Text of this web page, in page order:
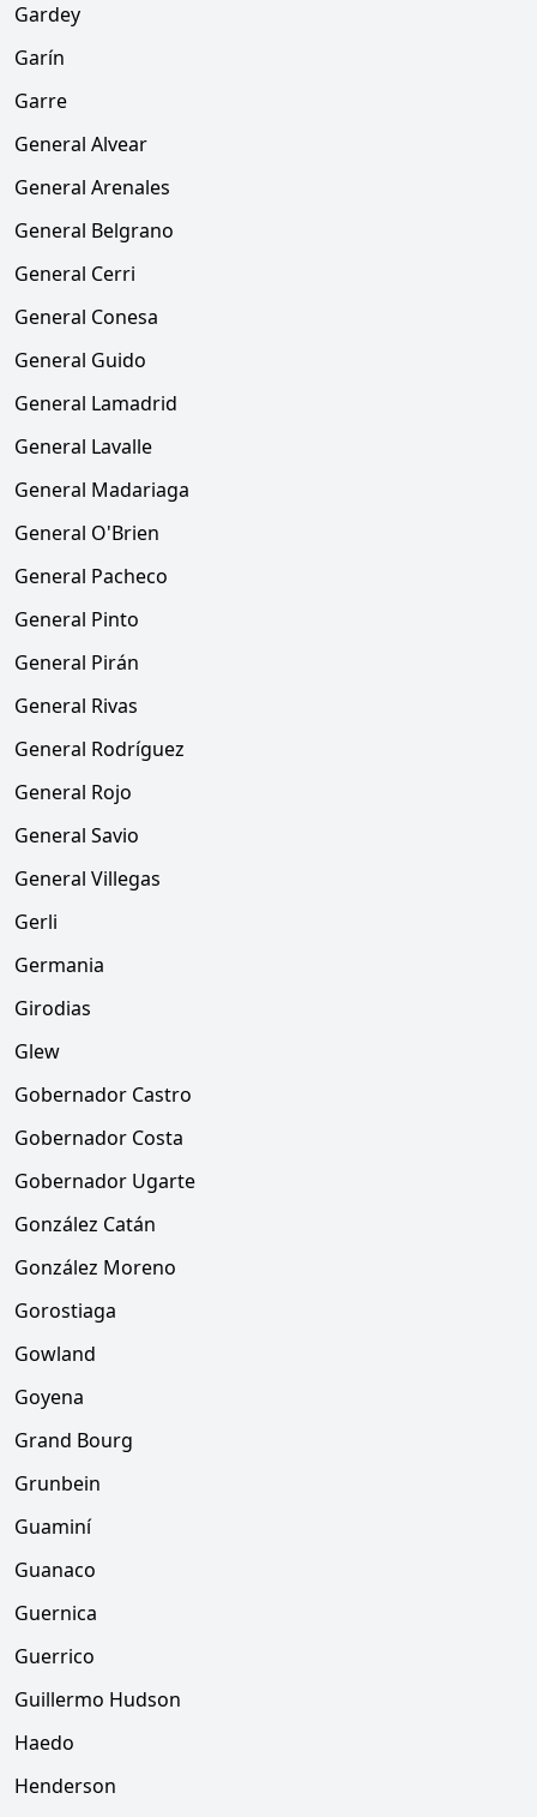
Gardey
Garín
Garre
General Alvear
General Arenales
General Belgrano
General Cerri
General Conesa
General Guido
General Lamadrid
General Lavalle
General Madariaga
General O'Brien
General Pacheco
General Pinto
General Pirán
General Rivas
General Rodríguez
General Rojo
General Savio
General Villegas
Gerli
Germania
Girodias
Glew
Gobernador Castro
Gobernador Costa
Gobernador Ugarte
González Catán
González Moreno
Gorostiaga
Gowland
Goyena
Grand Bourg
Grunbein
Guaminí
Guanaco
Guernica
Guerrico
Guillermo Hudson
Haedo
Henderson